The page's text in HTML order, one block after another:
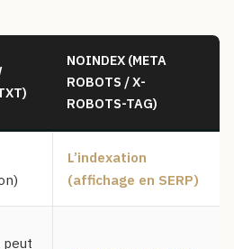
NOINDEX (META
ROBOTS / X-
ROBOTS-TAG)
L’indexation
(affichage en SERP)
peut